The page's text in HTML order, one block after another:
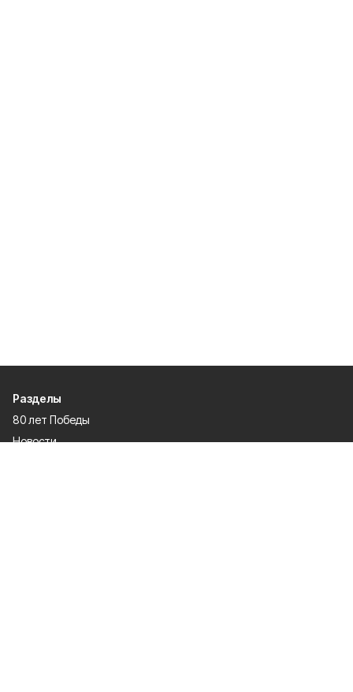
Разделы
80 лет Победы
Новости